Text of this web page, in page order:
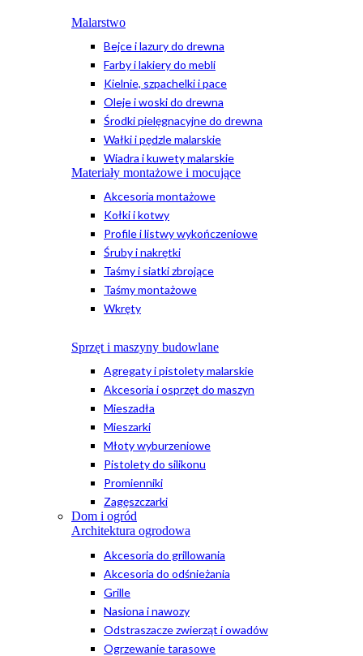
Malarstwo
Bejce i lazury do drewna
Farby i lakiery do mebli
Kielnie, szpachelki i pace
Oleje i woski do drewna
Środki pielęgnacyjne do drewna
Wałki i pędzle malarskie
Wiadra i kuwety malarskie
Materiały montażowe i mocujące
Akcesoria montażowe
Kołki i kotwy
Profile i listwy wykończeniowe
Śruby i nakrętki
Taśmy i siatki zbrojące
Taśmy montażowe
Wkręty
Sprzęt i maszyny budowlane
Agregaty i pistolety malarskie
Akcesoria i osprzęt do maszyn
Mieszadła
Mieszarki
Młoty wyburzeniowe
Pistolety do silikonu
Promienniki
Zagęszczarki
Dom i ogród
Architektura ogrodowa
Akcesoria do grillowania
Akcesoria do odśnieżania
Grille
Nasiona i nawozy
Odstraszacze zwierząt i owadów
Ogrzewanie tarasowe